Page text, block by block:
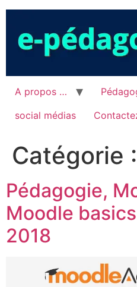
Aller
contenu
A propos …
social médias
Catégorie :
Pédagogie,
Moodle
2018